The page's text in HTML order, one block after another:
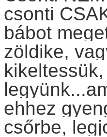
csonti
bábot
zöldike,
ehhez
csőrbe,